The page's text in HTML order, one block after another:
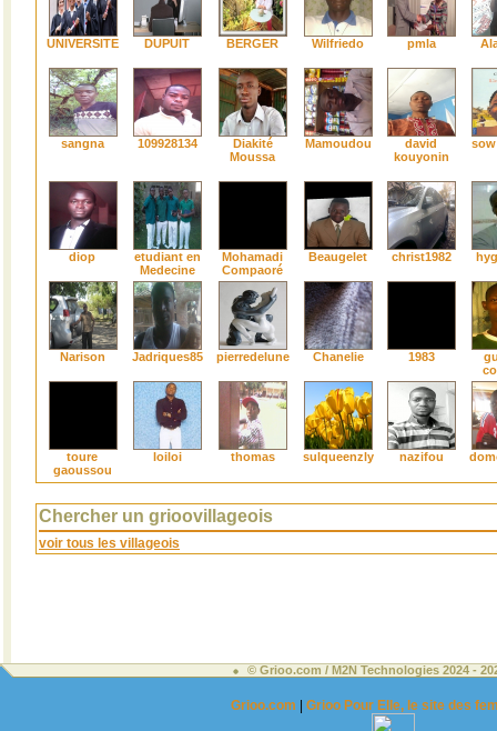
UNIVERSITE DUPUIT BERGER Wilfriedo pmla
sangna 109928134
Diakité
Moussa
Mamoudou
david
kouyonin
diop
etudiant en
Medecine
Mohamadi
Compaoré
Beaugelet christ1982
Narison Jadriques85 pierredelune Chanelie 1983
toure
gaoussou
loiloi thomas sulqueenzly nazifou
Chercher un grioovillageois
voir tous les villageois
© Grioo.com / M2N Technologies 2024 -
Grioo.com |Grioo Pour Elle, le site des